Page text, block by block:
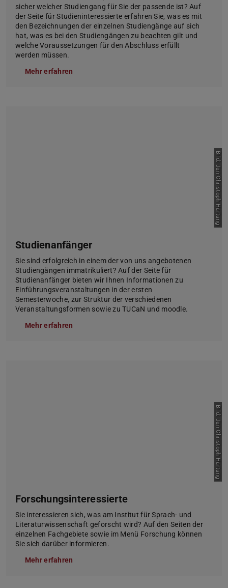
sicher welcher Studiengang für Sie der passende ist? Auf
der Seite für Studieninteressierte erfahren Sie, was es mit
den Bezeichnungen der einzelnen Studiengänge auf sich
hat, was es bei den Studiengängen zu beachten gilt und
welche Voraussetzungen für den Abschluss erfüllt
werden müssen.
Mehr erfahren
Bild: Jan-Christoph Hartung
Studienanfänger
Sie sind erfolgreich in einem der von uns angebotenen
Studiengängen immatrikuliert? Auf der Seite für
Studienanfänger bieten wir Ihnen Informationen zu
Einführungsveranstaltungen in der ersten
Semesterwoche, zur Struktur der verschiedenen
Veranstaltungsformen sowie zu TUCaN und moodle.
Mehr erfahren
Bild: Jan-Christoph Hartung
Forschungsinteressierte
Sie interessieren sich, was am Institut für Sprach- und
Literaturwissenschaft geforscht wird? Auf den Seiten der
einzelnen Fachgebiete sowie im Menü Forschung können
Sie sich darüber informieren.
Mehr erfahren